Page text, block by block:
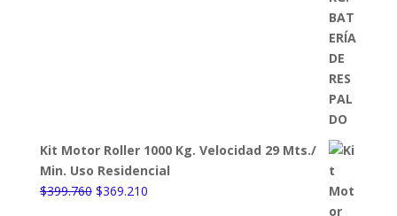
Kit Motor Roller 1000 Kg. Velocidad 29 Mts./
Min. Uso Residencial
$399.760 El
$369.210El